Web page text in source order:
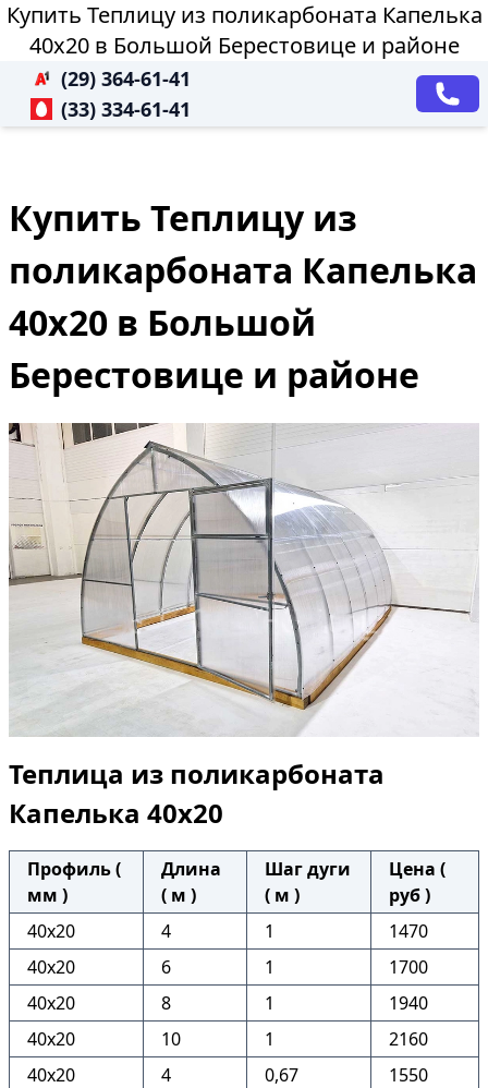
Купить Теплицу из поликарбоната Капелька
40х20 в Большой Берестовице и районе
(29) 364-61-41
(33) 334-61-41
Купить Теплицу из
поликарбоната Капелька
40х20 в Большой
Берестовице и районе
Теплица из поликарбоната
Капелька 40х20
Профиль (
мм )
Длина
( м )
Шаг дуги
( м )
Цена (
руб )
40х20
4 1
1470
40х20
6 1
1700
40х20
8 1
1940
40х20
10 1
2160
40х20
4 0,67
1550